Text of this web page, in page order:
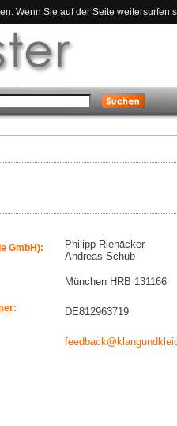
Wenn Sie auf der Seite weitersurfen
GmbH):
Philipp Rienäcker
Andreas Schub
München HRB 131166
DE812963719